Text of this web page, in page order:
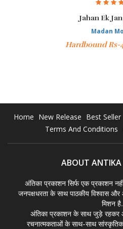
Jahan Ek
Madan
Hardbound Rs-
Home New Release Best Seller
Terms And Conditions
ABOUT ANTIKA
अंतिका प्रकाशन सिर्फ एक प्रकाशन
जनपक्षधरता के साथ पाठकीय विश्वास
मिशन
अंतिका प्रकाशन के साथ जुड़े रहकर
रचनात्मकताओं के साथ-साथ